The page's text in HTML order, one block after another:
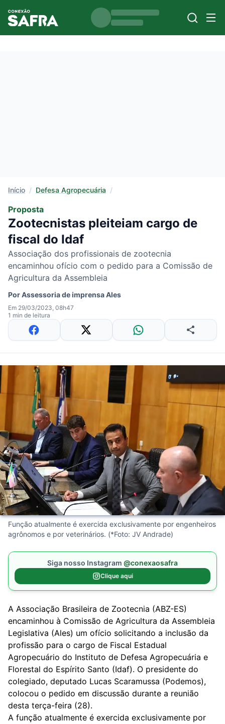
Início / Defesa Agropecuária /
Proposta
Zootecnistas pleiteiam cargo de
fiscal do Idaf
Associação dos profissionais de zootecnia
encaminhou ofício com o pedido para a Comissão de
Agricultura da Assembleia
PorAssessoria de imprensa Ales
Em 29/03/2023, 08h47
1 min de leitura
Função atualmente é exercida exclusivamente por engenheiros
agrônomos e por veterinários. (*Foto: JV Andrade)
Siga nosso Instagram @conexaosafra
Clique aqui
A Associação Brasileira de Zootecnia (ABZ-ES)
encaminhou à Comissão de Agricultura da Assembleia
Legislativa (Ales) um ofício solicitando a inclusão da
profissão para o cargo de Fiscal Estadual
Agropecuário do Instituto de Defesa Agropecuária e
Florestal do Espírito Santo (Idaf). O presidente do
colegiado, deputado Lucas Scaramussa (Podemos),
colocou o pedido em discussão durante a reunião
desta terça-feira (28).
A função atualmente é exercida exclusivamente por